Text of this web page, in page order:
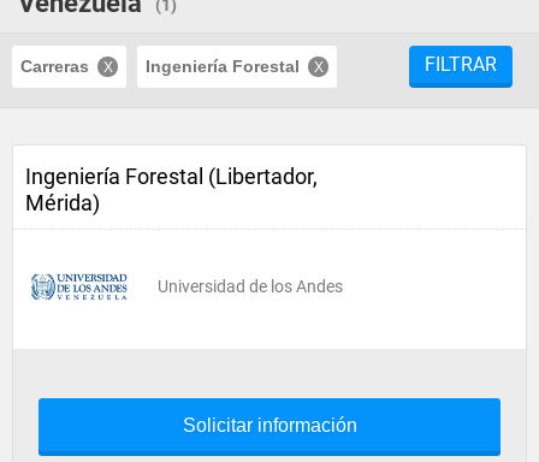
(1)
Carreras Ingeniería Forestal FILTRAR
Ingeniería Forestal (Libertador,
Mérida)
Universidad de los Andes
Solicitar información